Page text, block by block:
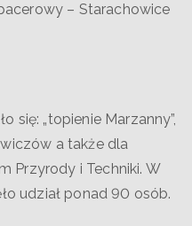
– Starachowice
się: „topienie Marzanny”,
a także dla
Przyrody i Techniki. W
udział ponad 90 osób.